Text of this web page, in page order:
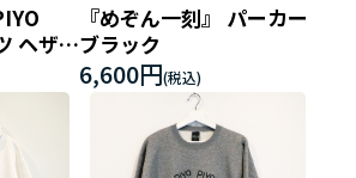
ヘザー
『めぞん一刻』 パーカー
ブラック
6,600円